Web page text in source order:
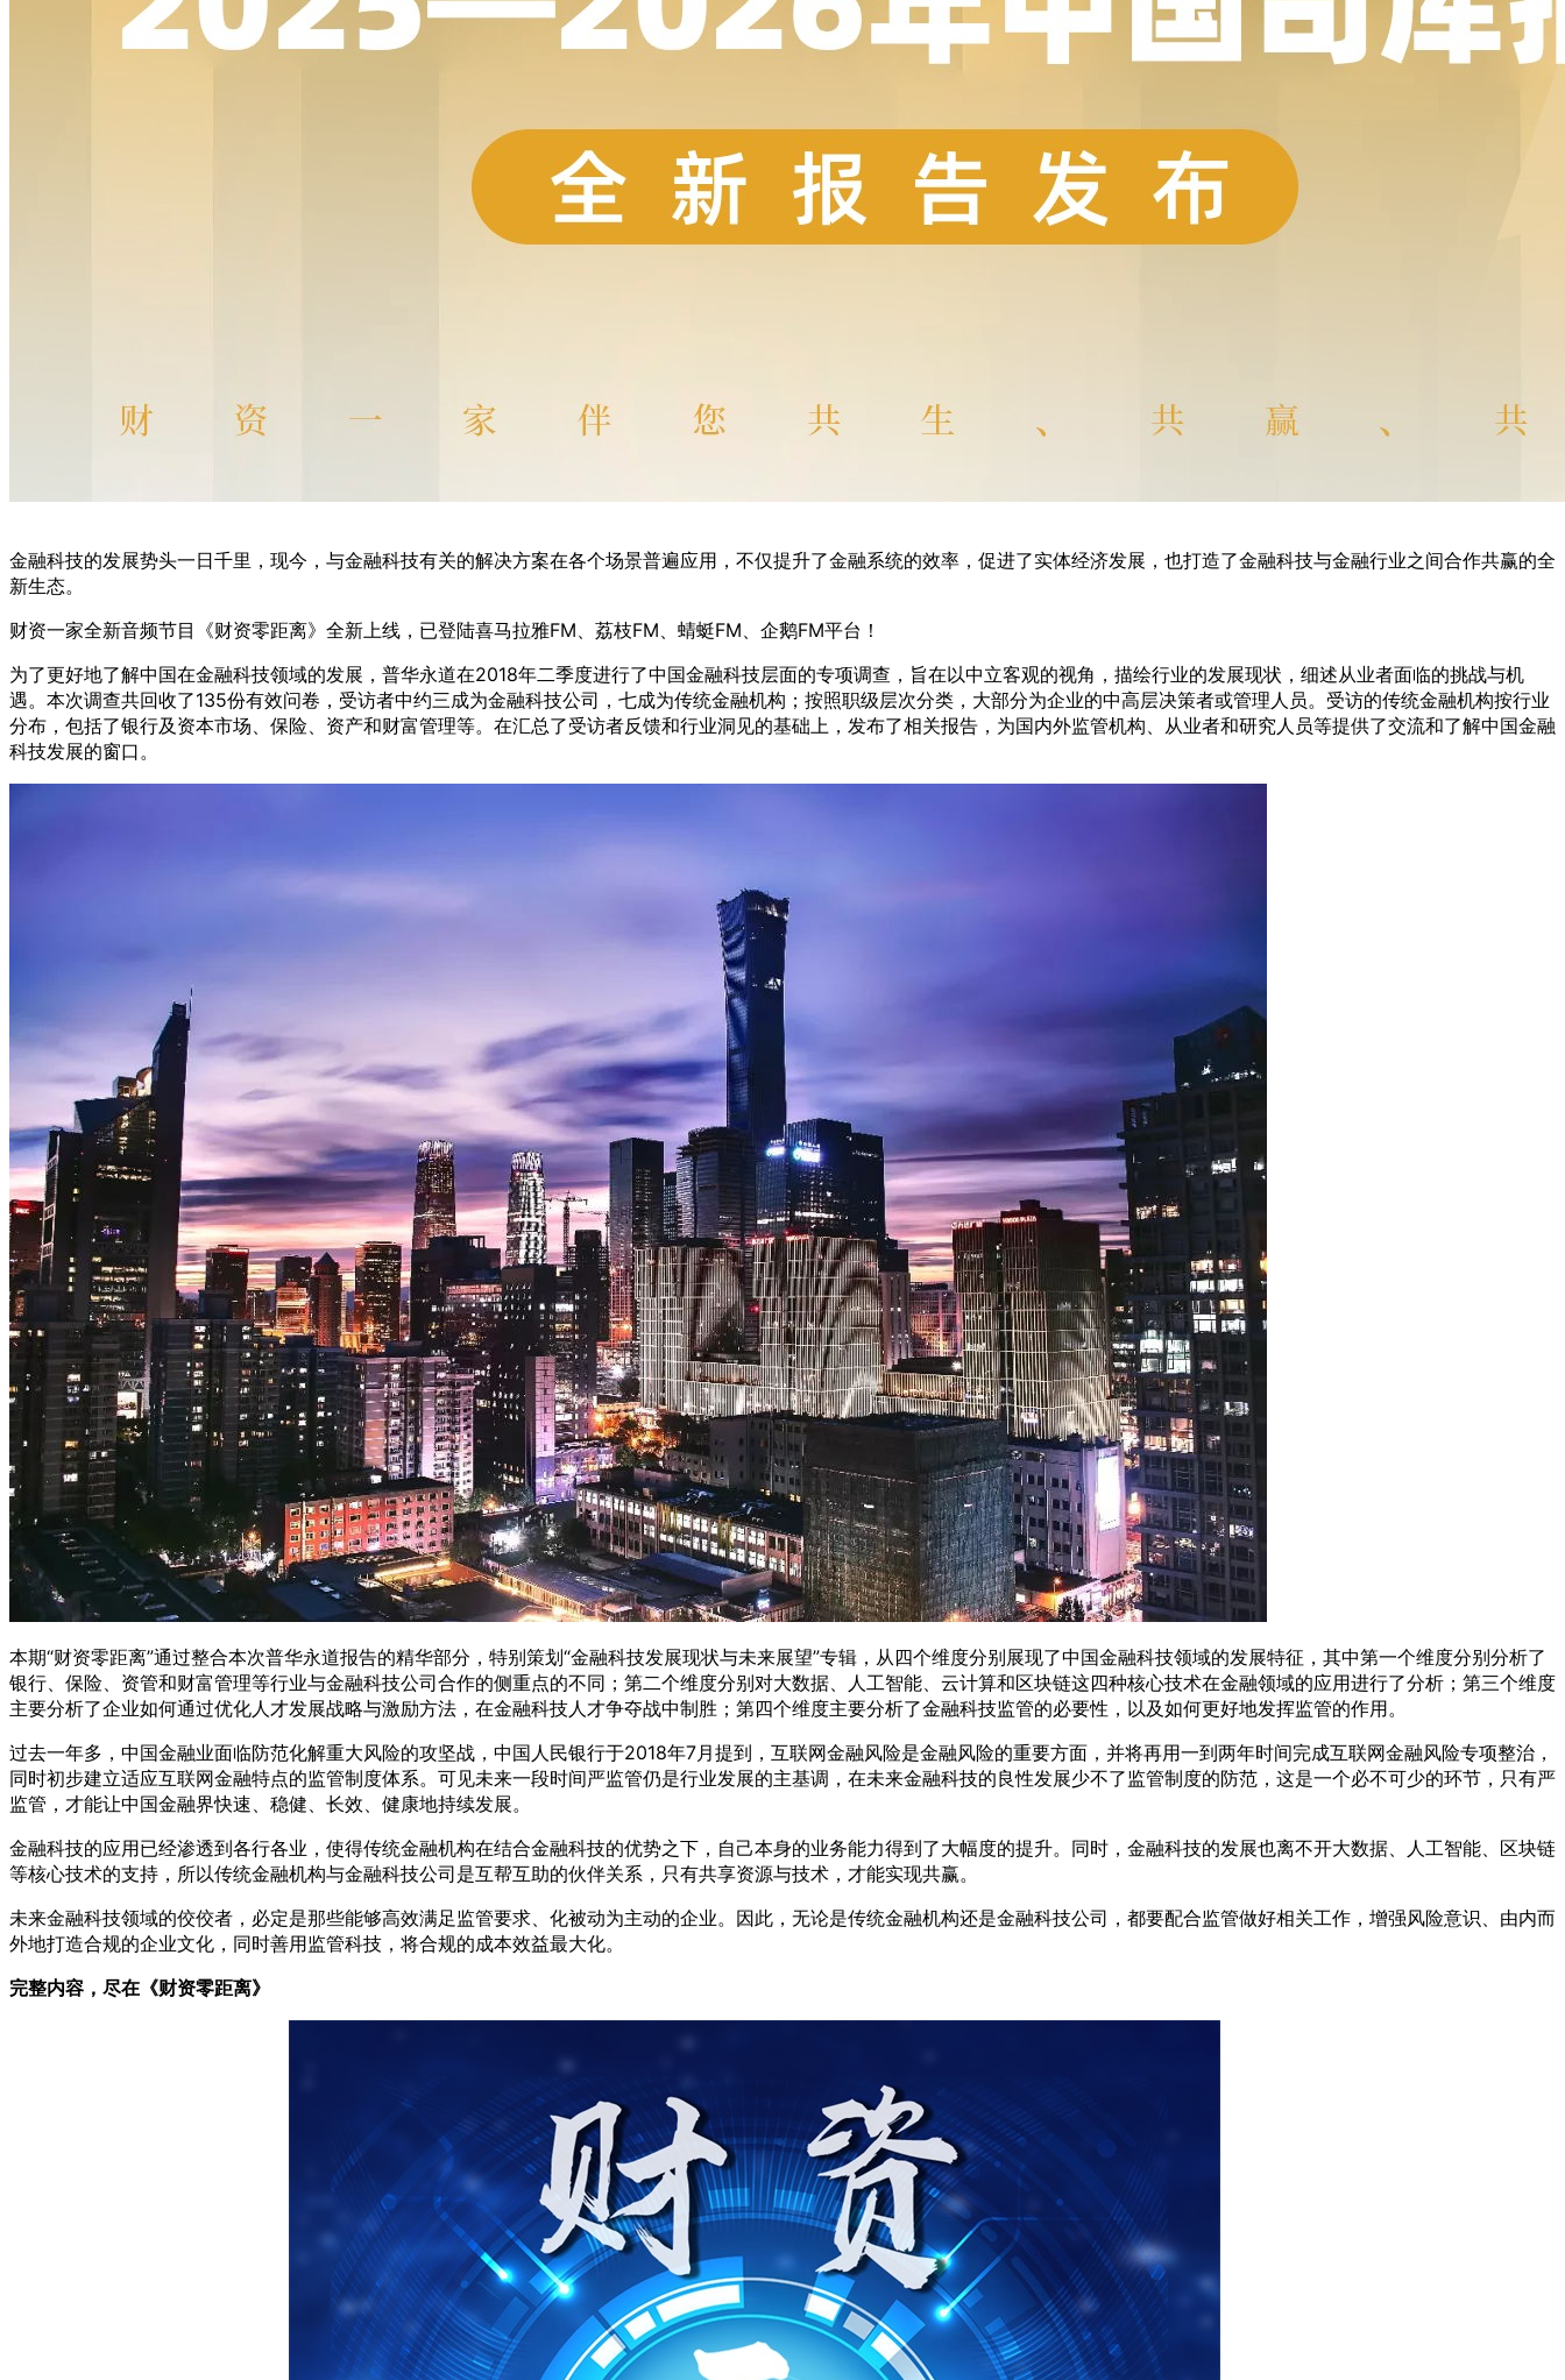
金融科技的发展势头一日千里，现今，与金融科技有关的解决方案在各个场景普遍应用，不仅提升了金融系统的效率，促进了实体经济发展，也打造了金融科技与金融行业之间合作共赢的全
新生态。
财资一家全新音频节目《财资零距离》全新上线，已登陆喜马拉雅FM、荔枝FM、蜻蜓FM、企鹅FM平台！
为了更好地了解中国在金融科技领域的发展，普华永道在2018年二季度进行了中国金融科技层面的专项调查，旨在以中立客观的视角，描绘行业的发展现状，细述从业者面临的挑战与机
遇。本次调查共回收了135份有效问卷，受访者中约三成为金融科技公司，七成为传统金融机构；按照职级层次分类，大部分为企业的中高层决策者或管理人员。受访的传统金融机构按行业
分布，包括了银行及资本市场、保险、资产和财富管理等。在汇总了受访者反馈和行业洞见的基础上，发布了相关报告，为国内外监管机构、从业者和研究人员等提供了交流和了解中国金融
科技发展的窗口。
本期“财资零距离”通过整合本次普华永道报告的精华部分，特别策划“金融科技发展现状与未来展望”专辑，从四个维度分别展现了中国金融科技领域的发展特征，其中第一个维度分别分析了
银行、保险、资管和财富管理等行业与金融科技公司合作的侧重点的不同；第二个维度分别对大数据、人工智能、云计算和区块链这四种核心技术在金融领域的应用进行了分析；第三个维度
主要分析了企业如何通过优化人才发展战略与激励方法，在金融科技人才争夺战中制胜；第四个维度主要分析了金融科技监管的必要性，以及如何更好地发挥监管的作用。
过去一年多，中国金融业面临防范化解重大风险的攻坚战，中国人民银行于2018年7月提到，互联网金融风险是金融风险的重要方面，并将再用一到两年时间完成互联网金融风险专项整治，
同时初步建立适应互联网金融特点的监管制度体系。可见未来一段时间严监管仍是行业发展的主基调，在未来金融科技的良性发展少不了监管制度的防范，这是一个必不可少的环节，只有严
监管，才能让中国金融界快速、稳健、长效、健康地持续发展。
金融科技的应用已经渗透到各行各业，使得传统金融机构在结合金融科技的优势之下，自己本身的业务能力得到了大幅度的提升。同时，金融科技的发展也离不开大数据、人工智能、区块链
等核心技术的支持，所以传统金融机构与金融科技公司是互帮互助的伙伴关系，只有共享资源与技术，才能实现共赢。
未来金融科技领域的佼佼者，必定是那些能够高效满足监管要求、化被动为主动的企业。因此，无论是传统金融机构还是金融科技公司，都要配合监管做好相关工作，增强风险意识、由内而
外地打造合规的企业文化，同时善用监管科技，将合规的成本效益最大化。
完整内容，尽在《财资零距离》